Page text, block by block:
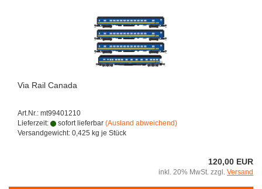
Via Rail Canada
Art.Nr.: mt99401210
Lieferzeit:
sofort lieferbar (Ausland abweichend)
Versandgewicht: 0,425 kg je Stück
120,00 EUR
inkl. 20% MwSt. zzgl. Versand